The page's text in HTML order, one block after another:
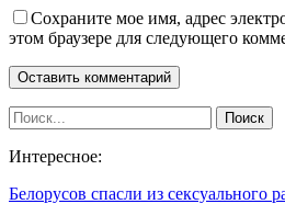
Сохраните мое имя, адрес
этом браузере для следующего
Интересное:
Белорусов спасли из сексуального